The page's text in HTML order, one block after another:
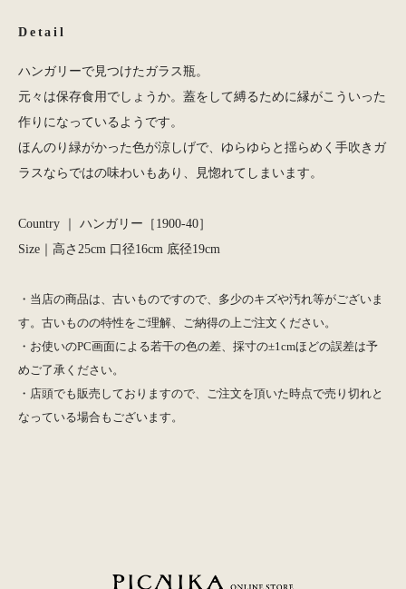
Detail
ハンガリーで見つけたガラス瓶。
元々は保存食用でしょうか。蓋をして縛るために縁がこういった
作りになっているようです。
ほんのり緑がかった色が涼しげで、ゆらゆらと揺らめく手吹きガ
ラスならではの味わいもあり、見惚れてしまいます。
Country ｜ ハンガリー［1900-40］
Size｜高さ25cm 口径16cm 底径19cm
・当店の商品は、古いものですので、多少のキズや汚れ等がございま
す。古いものの特性をご理解、ご納得の上ご注文ください。
・お使いのPC画面による若干の色の差、採寸の±1cmほどの誤差は予
めご了承ください。
・店頭でも販売しておりますので、ご注文を頂いた時点で売り切れと
なっている場合もございます。